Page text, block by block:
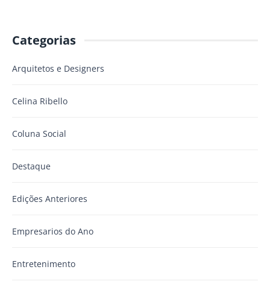
Categorias
Arquitetos e Designers
Celina Ribello
Coluna Social
Destaque
Edições Anteriores
Empresarios do Ano
Entretenimento